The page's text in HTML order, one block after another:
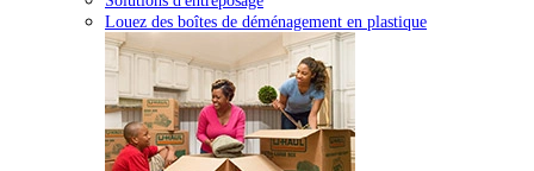
Louez des boîtes de déménagement en plastique